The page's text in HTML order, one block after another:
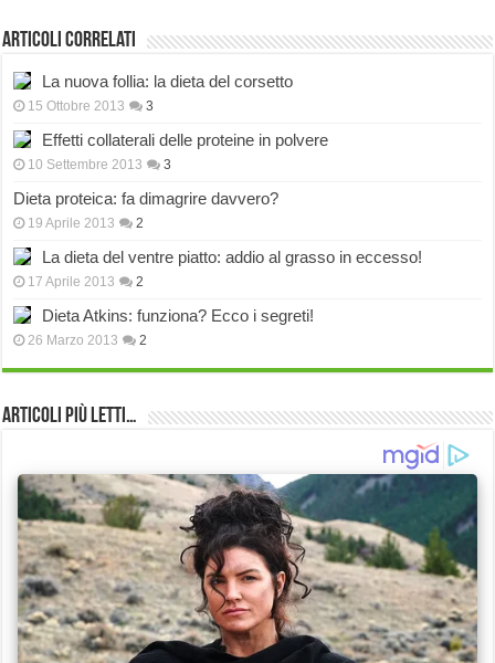
Articoli correlati
La nuova follia: la dieta del corsetto
15 Ottobre 2013 3
Effetti collaterali delle proteine in polvere
10 Settembre 2013 3
Dieta proteica: fa dimagrire davvero?
19 Aprile 2013 2
La dieta del ventre piatto: addio al grasso in eccesso!
17 Aprile 2013 2
Dieta Atkins: funziona? Ecco i segreti!
26 Marzo 2013 2
Articoli più Letti…